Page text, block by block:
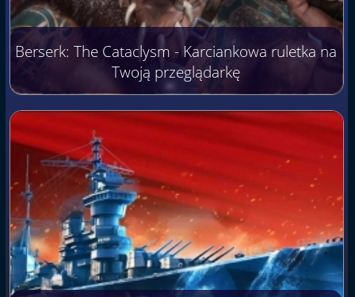
Berserk: The Cataclysm - Karciankowa ruletka na
Twoją przeglądarkę